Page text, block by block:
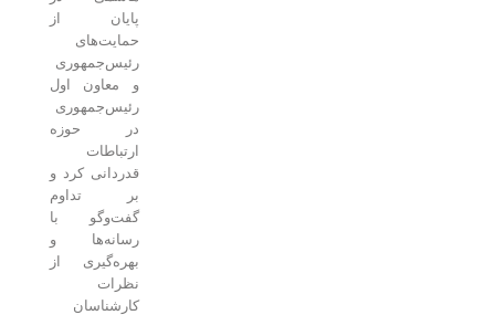
پایان از
حمایت‌های
رئیس‌جمهوری
و معاون اول
رئیس‌جمهوری
در حوزه
ارتباطات
قدردانی کرد و
بر تداوم
گفت‌وگو با
رسانه‌ها و
بهره‌گیری از
کارشناسان